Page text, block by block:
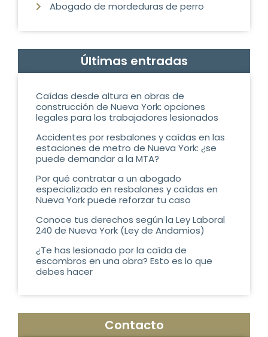
Abogado de mordeduras de perro
Últimas entradas
Caídas desde altura en obras de
construcción de Nueva York: opciones
legales para los trabajadores lesionados
Accidentes por resbalones y caídas en las
estaciones de metro de Nueva York: ¿se
puede demandar a la MTA?
Por qué contratar a un abogado
especializado en resbalones y caídas en
Nueva York puede reforzar tu caso
Conoce tus derechos según la Ley Laboral
240 de Nueva York (Ley de Andamios)
¿Te has lesionado por la caída de
escombros en una obra? Esto es lo que
debes hacer
Contacto